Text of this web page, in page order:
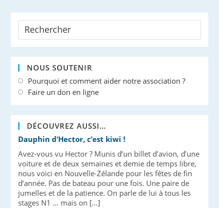
NOUS SOUTENIR
Pourquoi et comment aider notre association ?
Faire un don en ligne
DÉCOUVREZ AUSSI…
Dauphin d’Hector, c’est kiwi !
Avez-vous vu Hector ? Munis d’un billet d’avion, d’une
voiture et de deux semaines et demie de temps libre,
nous voici en Nouvelle-Zélande pour les fêtes de fin
d’année. Pas de bateau pour une fois. Une paire de
jumelles et de la patience. On parle de lui à tous les
stages N1 … mais on […]